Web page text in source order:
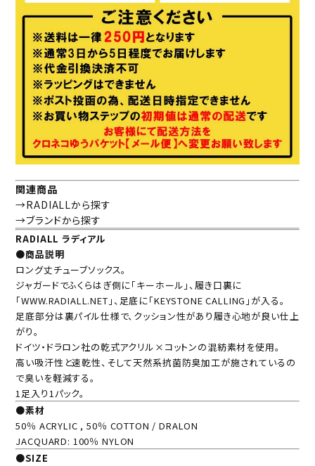
関連商品
→RADIALLから探す
→ブランドから探す
RADIALL ラディアル
●商品説明
ロング丈チューブソックス。
ジャガードでふくらはぎ側に「キーホール」、履き口裏に
「WWW.RADIALL.NET」、足底に「KEYSTONE CALLING」が入る。
足底部分は裏パイル仕様で、クッション性があり履き心地が良い仕上
がり。
ドイツ・ドラロン社の乾式アクリル×コットンの混紡素材を使用。
高い吸汗性と速乾性、そして天然系抗菌防臭加工が施されているの
で臭いを軽減する。
1足入り1パック。
●素材
50％ ACRYLIC , 50％ COTTON / DRALON
JACQUARD: 100％ NYLON
●SIZE